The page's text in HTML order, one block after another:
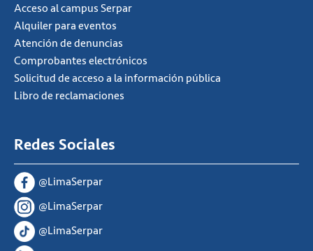
Acceso al campus Serpar
Alquiler para eventos
Atención de denuncias
Comprobantes electrónicos
Solicitud de acceso a la información pública
Libro de reclamaciones
Redes Sociales
@LimaSerpar
@LimaSerpar
@LimaSerpar